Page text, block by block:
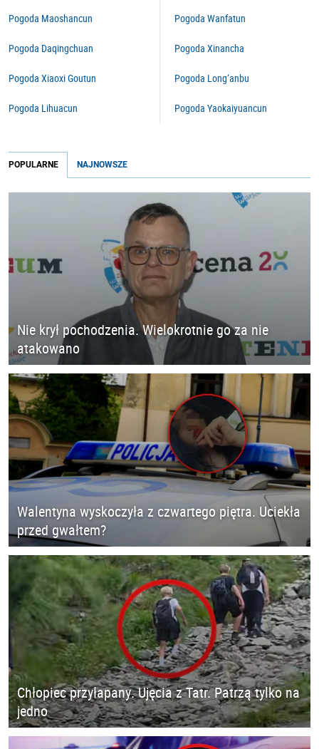
Pogoda Maoshancun
Pogoda Daqingchuan
Pogoda Xiaoxi Goutun
Pogoda Lihuacun
Pogoda Wanfatun
Pogoda Xinancha
Pogoda Long’anbu
Pogoda Yaokaiyuancun
POPULARNE NAJNOWSZE
Nie krył pochodzenia. Wielokrotnie go za nie
atakowano
Walentyna wyskoczyła z czwartego piętra. Uciekła
przed gwałtem?
Chłopiec przyłapany. Ujęcia z Tatr. Patrzą tylko na
jedno